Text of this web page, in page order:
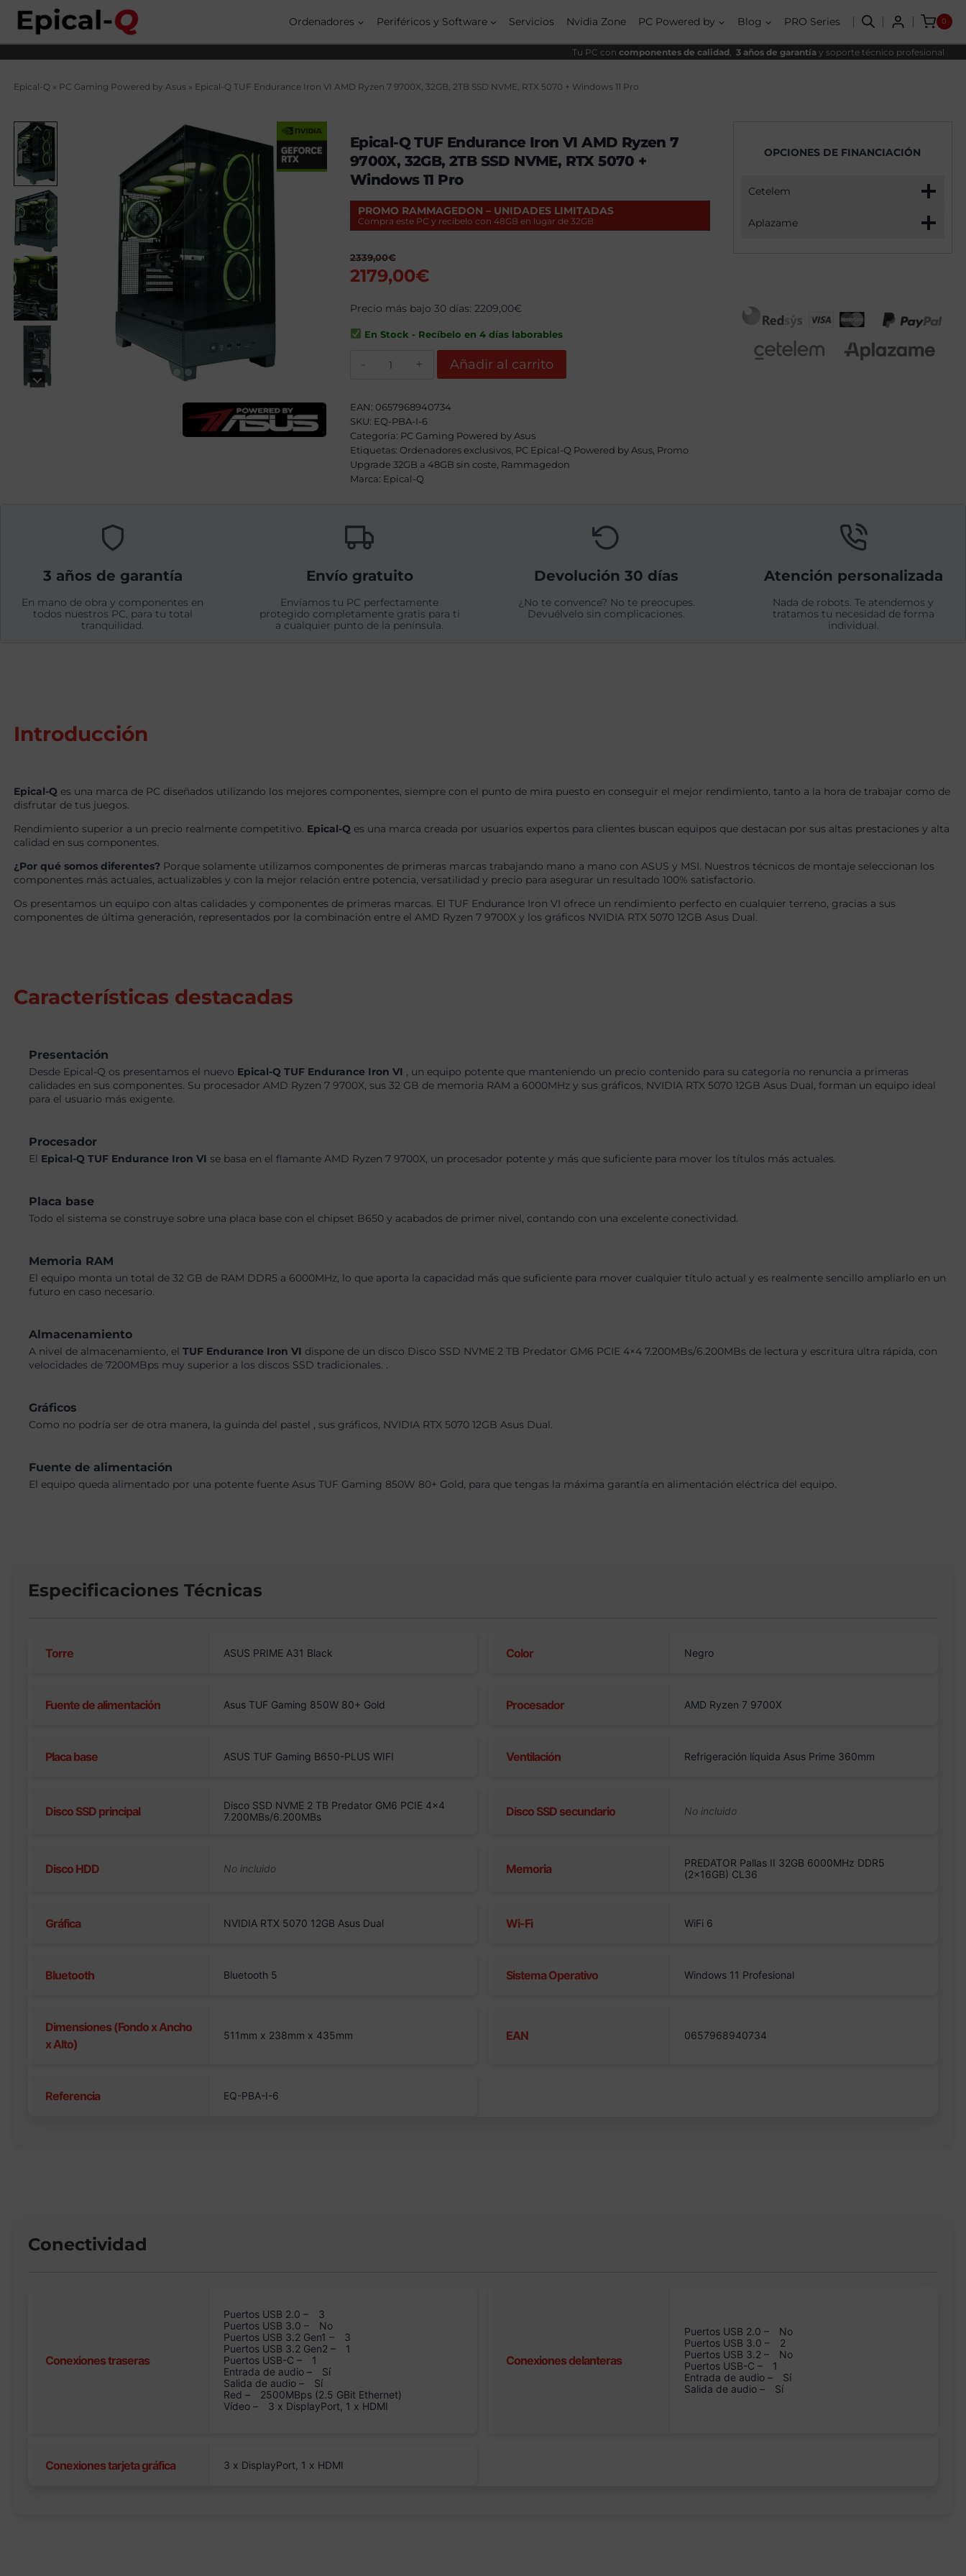
contenido
Ordenadores Periféricos y Software Servicios Nvidia Zone PC Powered by Blog PRO Series 0
Tu PC con componentes de calidad, 3 años de garantía y soporte técnico profesional
Epical-Q » PC Gaming Powered by Asus » Epical-Q TUF Endurance Iron VI AMD Ryzen 7 9700X, 32GB, 2TB SSD NVME, RTX 5070 + Windows 11 Pro
Epical-Q TUF Endurance Iron VI AMD Ryzen 7
9700X, 32GB, 2TB SSD NVME, RTX 5070 +
Windows 11 Pro
PROMO RAMMAGEDON – UNIDADES LIMITADAS
Compra este PC y recíbelo con 48GB en lugar de 32GB
2339,00€
El
original
era:
2179,00€El
actual
es:
2179,00€.
Precio más bajo 30 días: 2209,00€
En Stock - Recíbelo en 4 días laborables
Iron
VI
AMD
Ryzen
7
9700X,
32GB,
2TB
Pro
Añadir al carrito
EAN: 0657968940734
SKU: EQ-PBA-I-6
Categoría: PC Gaming Powered by Asus
Etiquetas: Ordenadores exclusivos, PC Epical-Q Powered by Asus, Promo
Upgrade 32GB a 48GB sin coste Rammagedon
Marca: Epical-Q
OPCIONES DE FINANCIACIÓN
Cetelem
Aplazame
3 años de garantía
En mano de obra y componentes en
todos nuestros PC, para tu total
tranquilidad.
Envío gratuito
Envíamos tu PC perfectamente
protegido completamente gratis para ti
a cualquier punto de la península.
Devolución 30 días
¿No te convence? No te preocupes.
Devuélvelo sin complicaciones.
Atención personalizada
Nada de robots. Te atendemos y
tratamos tu necesidad de forma
individual.
Introducción
Epical-Q es una marca de PC diseñados utilizando los mejores componentes, siempre con el punto de mira puesto en conseguir el mejor rendimiento, tanto a la hora de trabajar como de
disfrutar de tus juegos.
Rendimiento superior a un precio realmente competitivo. Epical-Q es una marca creada por usuarios expertos para clientes buscan equipos que destacan por sus altas prestaciones y alta
calidad en sus componentes.
¿Por qué somos diferentes? Porque solamente utilizamos componentes de primeras marcas trabajando mano a mano con ASUS y MSI. Nuestros técnicos de montaje seleccionan los
componentes más actuales, actualizables y con la mejor relación entre potencia, versatilidad y precio para asegurar un resultado 100% satisfactorio.
Os presentamos un equipo con altas calidades y componentes de primeras marcas. El TUF Endurance Iron VI ofrece un rendimiento perfecto en cualquier terreno, gracias a sus
componentes de última generación, representados por la combinación entre el AMD Ryzen 7 9700X y los gráficos NVIDIA RTX 5070 12GB Asus Dual.
Características destacadas
Presentación
Desde Epical-Q os presentamos el nuevo Epical-Q TUF Endurance Iron VI , un equipo potente que manteniendo un precio contenido para su categoría no renuncia a primeras
calidades en sus componentes. Su procesador AMD Ryzen 7 9700X, sus 32 GB de memoria RAM a 6000MHz y sus gráficos, NVIDIA RTX 5070 12GB Asus Dual, forman un equipo ideal
para el usuario más exigente.
Procesador
El Epical-Q TUF Endurance Iron VI se basa en el flamante AMD Ryzen 7 9700X, un procesador potente y más que suficiente para mover los títulos más actuales.
Placa base
Todo el sistema se construye sobre una placa base con el chipset B650 y acabados de primer nivel, contando con una excelente conectividad.
Memoria RAM
El equipo monta un total de 32 GB de RAM DDR5 a 6000MHz, lo que aporta la capacidad más que suficiente para mover cualquier título actual y es realmente sencillo ampliarlo en un
futuro en caso necesario.
Almacenamiento
A nivel de almacenamiento, elTUF Endurance Iron VI dispone de un disco Disco SSD NVME 2 TB Predator GM6 PCIE 4×4 7.200MBs/6.200MBs de lectura y escritura ultra rápida, con
velocidades de 7200MBps muy superior a los discos SSD tradicionales. .
Gráficos
Como no podría ser de otra manera, la guinda del pastel , sus gráficos, NVIDIA RTX 5070 12GB Asus Dual.
Fuente de alimentación
El equipo queda alimentado por una potente fuente Asus TUF Gaming 850W 80+ Gold, para que tengas la máxima garantía en alimentación eléctrica del equipo.
Especificaciones Técnicas
Torre ASUS PRIME A31 Black Color Negro
Fuente de alimentación Asus TUF Gaming 850W 80+ Gold Procesador AMD Ryzen 7 9700X
Placa base ASUS TUF Gaming B650-PLUS WIFI Ventilación Refrigeración líquida Asus Prime 360mm
Disco SSD principal
Disco SSD NVME 2 TB Predator GM6 PCIE 4×4
7.200MBs/6.200MBs
Disco SSD secundario
Disco HDD Memoria
PREDATOR Pallas II 32GB 6000MHz DDR5
(2x16GB) CL36
Gráfica NVIDIA RTX 5070 12GB Asus Dual Wi-Fi WiFi 6
Bluetooth Bluetooth 5 Sistema Operativo Windows 11 Profesional
Dimensiones (Fondo x Ancho
x Alto)
511mm x 238mm x 435mm EAN 0657968940734
Referencia EQ-PBA-I-6
Conectividad
Conexiones traseras
Puertos USB 2.0 –
3
Puertos USB 3.0 –
No
Puertos USB 3.2 Gen1 –
3
Puertos USB 3.2 Gen2 –
1
Puertos USB-C –
1
Entrada de audio –
Sí
Salida de audio –
Sí
Red –
2500MBps (2.5 GBit Ethernet)
Vídeo –
3 x DisplayPort, 1 x HDMI
Conexiones delanteras
Puertos USB 2.0 –
No
Puertos USB 3.0 –
2
Puertos USB 3.2 –
No
Puertos USB-C –
1
Entrada de audio –
Sí
Salida de audio –
Sí
Conexiones tarjeta gráfica 3 x DisplayPort, 1 x HDMI
era:
2339,00€.
es:
2179,00€.
VI
Ryzen
7
Pro